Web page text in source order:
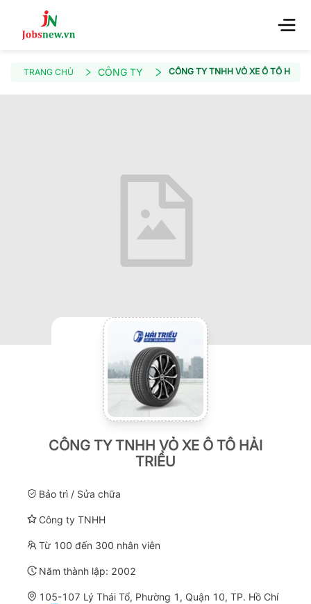
TRANG CHỦ CÔNG TY CÔNG TY TNHH VỎ XE Ô TÔ HẢI
CÔNG TY TNHH VỎ XE Ô TÔ HẢI
TRIỀU
Bảo trì / Sửa chữa
Công ty TNHH
Từ 100 đến 300 nhân viên
Năm thành lập: 2002
105-107 Lý Thái Tổ, Phường 1, Quận 10, TP. Hồ Chí